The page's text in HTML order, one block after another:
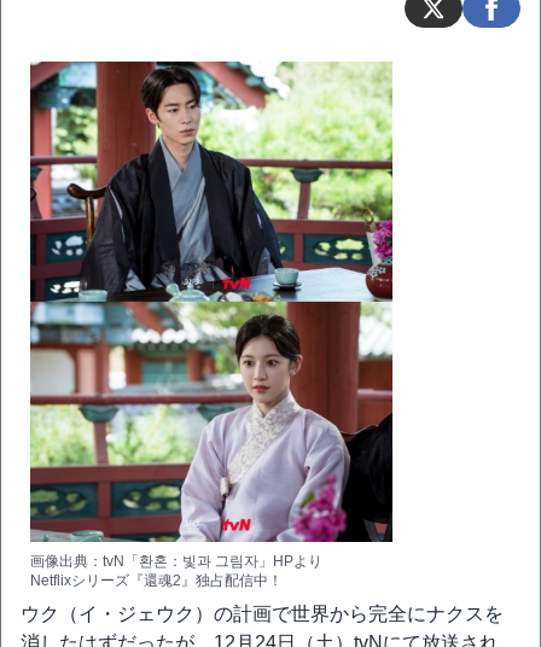
画像出典：tvN「환혼：빛과 그림자」HPより
Netflixシリーズ『還魂2』独占配信中！
ウク（イ・ジェウク）の計画で世界から完全にナクスを
消したはずだったが…12月24日（土）tvNにて放送され、